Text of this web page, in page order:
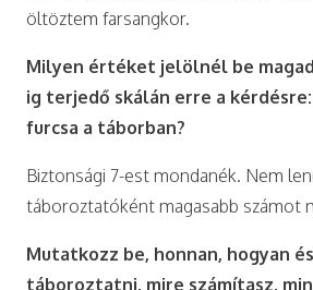
öltöztem farsangkor.
Milyen értéket jelölnél be
ig terjedő skálán erre a
furcsa a táborban?
Biztonsági 7-est mondanék. Nem
táboroztatóként magasabb számot
Mutatkozz be, honnan, hogyan
táboroztatni, mire számítasz,